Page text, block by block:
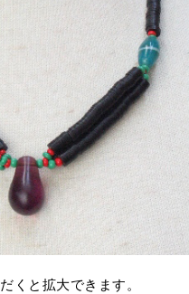
くと拡大できます。